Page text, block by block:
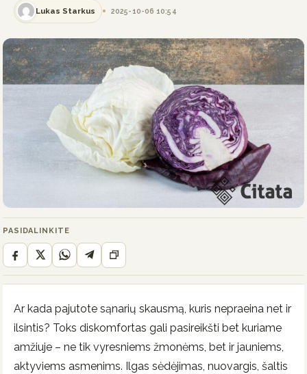
Lukas Starkus 2025-10-06 10:54
PASIDALINKITE
Ar kada pajutote sąnarių skausmą, kuris nepraeina net ir
ilsintis? Toks diskomfortas gali pasireikšti bet kuriame
amžiuje – ne tik vyresniems žmonėms, bet ir jauniems,
aktyviems asmenims. Ilgas sėdėjimas, nuovargis, šaltis